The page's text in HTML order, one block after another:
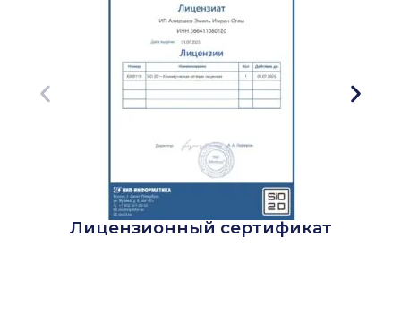
Лицензионный сертификат